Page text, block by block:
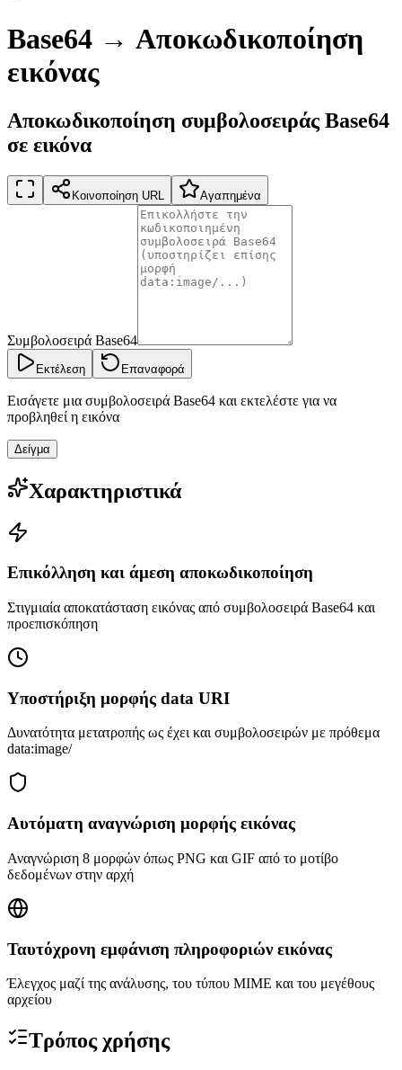
Base64 → Αποκωδικοποίηση
εικόνας
Αποκωδικοποίηση συμβολοσειράς Base64
σε εικόνα
Κοινοποίηση URL Αγαπημένα
Συμβολοσειρά Base64
Εκτέλεση Επαναφορά
Εισάγετε μια συμβολοσειρά Base64 και εκτελέστε για να
προβληθεί η εικόνα
Δείγμα
Χαρακτηριστικά
Επικόλληση και άμεση αποκωδικοποίηση
Στιγμιαία αποκατάσταση εικόνας από συμβολοσειρά Base64 και
προεπισκόπηση
Υποστήριξη μορφής data URI
Δυνατότητα μετατροπής ως έχει και συμβολοσειρών με πρόθεμα
data:image/
Αυτόματη αναγνώριση μορφής εικόνας
Αναγνώριση 8 μορφών όπως PNG και GIF από το μοτίβο
δεδομένων στην αρχή
Ταυτόχρονη εμφάνιση πληροφοριών εικόνας
Έλεγχος μαζί της ανάλυσης, του τύπου MIME και του μεγέθους
αρχείου
Τρόπος χρήσης